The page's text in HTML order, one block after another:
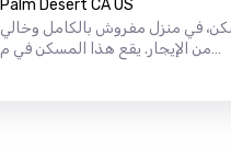
Palm Desert CA US
في منزل مفروش بالكامل وخالي
من الإيجار. يقع هذا المسكن في م…